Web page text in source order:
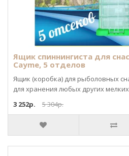
Ящик спиннингиста для
Cayme, 5 отделов
Ящик (коробка) для рыболовных
для хранения любых других
3 252р.
5 304р.